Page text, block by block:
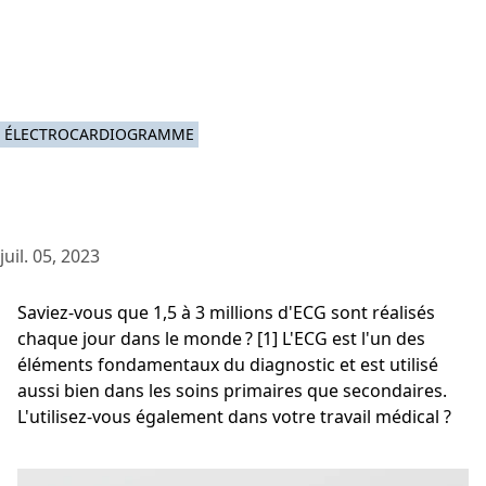
ÉLECTROCARDIOGRAMME
juil. 05, 2023
Saviez-vous que 1,5 à 3 millions d'ECG sont réalisés
chaque jour dans le monde ? [1] L'ECG est l'un des
éléments fondamentaux du diagnostic et est utilisé
aussi bien dans les soins primaires que secondaires.
L'utilisez-vous également dans votre travail médical ?